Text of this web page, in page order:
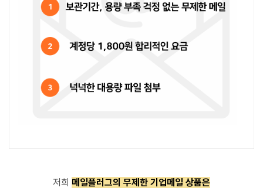
저희 메일플러그의 무제한 기업메일 상품은